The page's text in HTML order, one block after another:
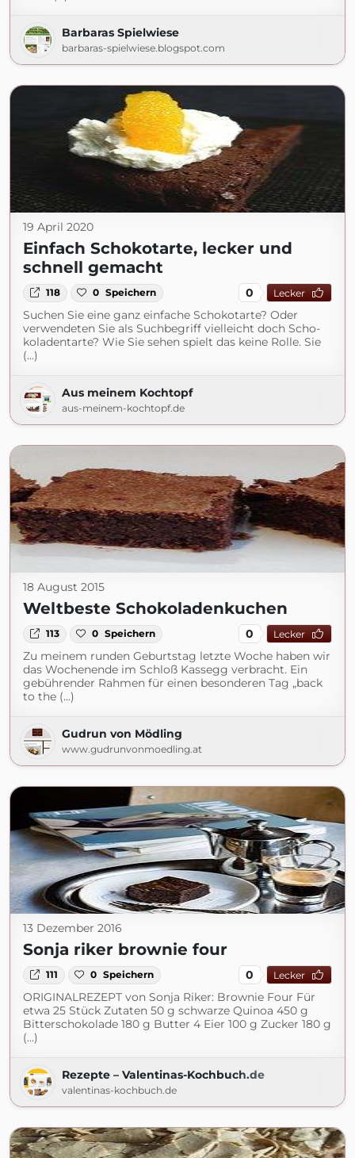
Barbaras Spielwiese
barbaras-spielwiese.blogspot.com
19 April 2020
Einfach Schokotarte, lecker und
schnell gemacht
118 0 Speichern 0 Lecker
Suchen Sie eine ganz einfache Schokotarte? Oder
verwendeten Sie als Suchbegriff vielleicht doch Scho­
ko­la­den­tarte? Wie Sie sehen spielt das keine Rolle. Sie
(...)
Aus meinem Kochtopf
aus-meinem-kochtopf.de
18 August 2015
Weltbeste Schokoladenkuchen
113 0 Speichern 0 Lecker
Zu meinem runden Geburtstag letzte Woche haben wir
das Wochenende im Schloß Kassegg verbracht. Ein
gebührender Rahmen für einen besonderen Tag „back
to the (...)
Gudrun von Mödling
www.gudrunvonmoedling.at
13 Dezember 2016
Sonja riker brownie four
111 0 Speichern 0 Lecker
ORIGINALREZEPT von Sonja Riker: Brownie Four Für
etwa 25 Stück Zutaten 50 g schwarze Quinoa 450 g
Bitterschokolade 180 g Butter 4 Eier 100 g Zucker 180 g
(...)
Rezepte – Valentinas-Kochbuch.de
valentinas-kochbuch.de